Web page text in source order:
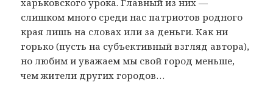
харьковского урока. Главный из них —
слишком много среди нас патриотов родного
края лишь на словах или за деньги. Как ни
горько (пусть на субъективный взгляд автора),
но любим и уважаем мы свой город меньше,
чем жители других городов…